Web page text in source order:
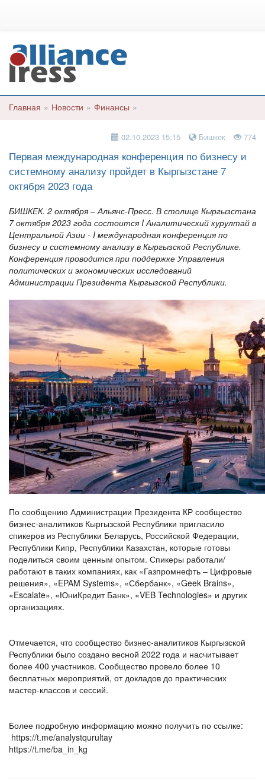
Главная » Новости » Финансы »
02.10.2023 15:15 Бишкек 774
Первая международная конференция по бизнесу и
системному анализу пройдет в Кыргызстане 7
октября 2023 года
БИШКЕК. 2 октября – Альянс-Пресс. В столице Кыргызстана
7 октября 2023 года состоится I Аналитический курултай в
Центральной Азии - I международная конференция по
бизнесу и системному анализу в Кыргызской Республике.
Конференция проводится при поддержке Управления
политических и экономических исследований
Администрации Президента Кыргызской Республики.
По сообщению Администрации Президента КР сообщество
бизнес-аналитиков Кыргызской Республики пригласило
спикеров из Республики Беларусь, Российской Федерации,
Республики Кипр, Республики Казахстан, которые готовы
поделиться своим ценным опытом. Спикеры работали/
работают в таких компаниях, как «Газпромнефть – Цифровые
решения», «EPAM Systems», «Сбербанк», «Geek Brains»,
«Escalate», «ЮниКредит Банк», «VEB Technologies» и других
организациях.
Отмечается, что сообщество бизнес-аналитиков Кыргызской
Республики было создано весной 2022 года и насчитывает
более 400 участников. Сообщество провело более 10
бесплатных мероприятий, от докладов до практических
мастер-классов и сессий.
Более подробную информацию можно получить по ссылке:
https://t.me/analystqurultay
https://t.me/ba_in_kg